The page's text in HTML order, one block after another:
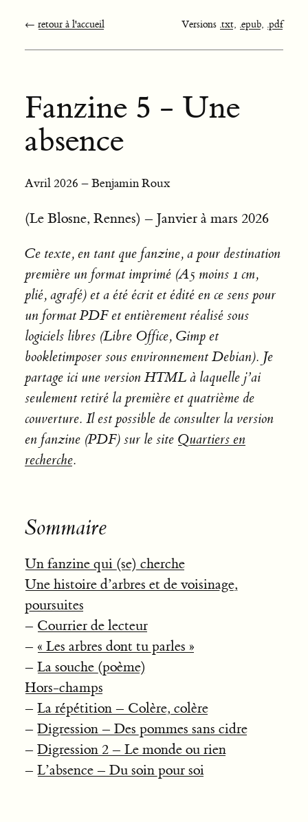
← retour à l'accueil Versions .txt, .epub, .pdf
Fanzine 5 - Une
absence
Avril 2026 – Benjamin Roux
(Le Blosne, Rennes) – Janvier à mars 2026
Ce texte, en tant que fanzine, a pour destination
première un format imprimé (A5 moins 1 cm,
plié, agrafé) et a été écrit et édité en ce sens pour
un format PDF et entièrement réalisé sous
logiciels libres (Libre Office, Gimp et
bookletimposer sous environnement Debian). Je
partage ici une version HTML à laquelle j’ai
seulement retiré la première et quatrième de
couverture. Il est possible de consulter la version
en fanzine (PDF) sur le site Quartiers en
recherche.
Sommaire
Un fanzine qui (se) cherche
Une histoire d’arbres et de voisinage,
poursuites
– Courrier de lecteur
– « Les arbres dont tu parles »
– La souche (poème)
Hors-champs
– La répétition – Colère, colère
– Digression – Des pommes sans cidre
– Digression 2 – Le monde ou rien
– L’absence – Du soin pour soi